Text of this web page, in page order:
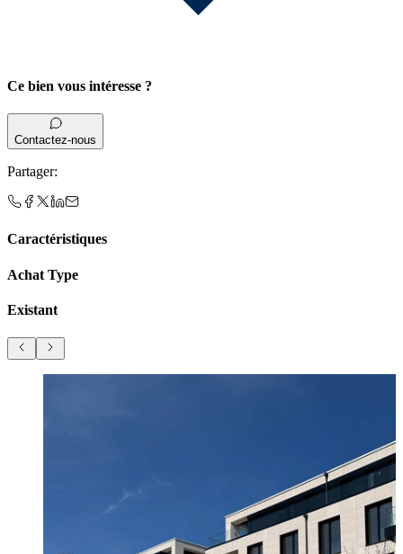
Ce bien vous intéresse ?
Contactez-nous
Partager:
Caractéristiques
Achat Type
Existant